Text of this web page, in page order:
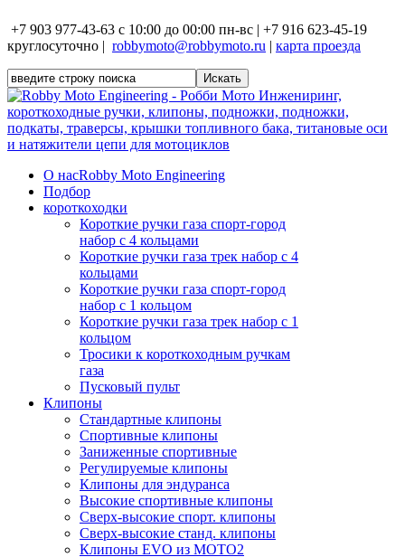
+7 903 977-43-63 с 10:00 до 00:00 пн-вс | +7 916 623-45-19
круглосуточно | robbymoto@robbymoto.ru | карта проезда
О насRobby Moto Engineering
Подбор
короткоходки
Короткие ручки газа спорт-город
набор с 4 кольцами
Короткие ручки газа трек набор с 4
кольцами
Короткие ручки газа спорт-город
набор с 1 кольцом
Короткие ручки газа трек набор с 1
кольцом
Тросики к короткоходным ручкам
газа
Пусковый пульт
Клипоны
Стандартные клипоны
Спортивные клипоны
Заниженные спортивные
Регулируемые клипоны
Клипоны для эндуранса
Высокие спортивные клипоны
Сверх-высокие спорт. клипоны
Сверх-высокие станд. клипоны
Клипоны EVO из MOTO2